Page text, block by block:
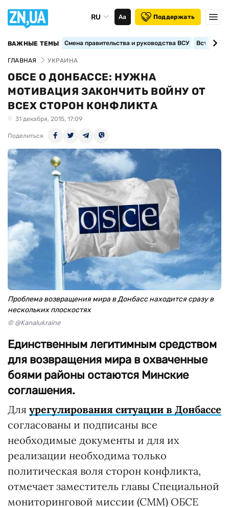
RU Аа Поддержать
ВАЖНЫЕ ТЕМЫ Смена правительства и руководства ВСУ
ГЛАВНАЯ УКРАИНА
ОБСЕ О ДОНБАССЕ: НУЖНА
МОТИВАЦИЯ ЗАКОНЧИТЬ ВОЙНУ ОТ
ВСЕХ СТОРОН КОНФЛИКТА
31 декабря, 2015, 17:09
Поделиться
Проблема возвращения мира в Донбасс находится сразу в
нескольких плоскостях
© @Kanalukraine
Единственным легитимным средством
для возвращения мира в охваченные
боями районы остаются Минские
соглашения.
Для урегулирования ситуации в Донбассе
согласованы и подписаны все
необходимые документы и для их
реализации необходима только
политическая воля сторон конфликта,
отмечает заместитель главы Специальной
мониторинговой миссии (СММ) ОБСЕ